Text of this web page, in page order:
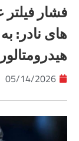
فشار
های نادر:
05/14/2026